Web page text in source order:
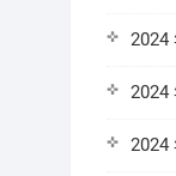
2024
2024
2024